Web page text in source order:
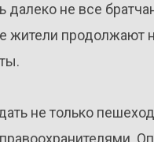
не все
жители продолжают
не только